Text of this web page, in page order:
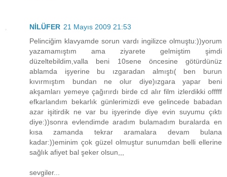
NİLÜFER 21 Mayıs 2009 21:53
Pelinciğim klavyamde sorun vardı ingilizce olmuştu:))yorum
yazamamıştım ama ziyarete gelmiştim şimdi
düzeltebildim,valla beni 10sene öncesine götürdünüz
ablamda işyerine bu ızgaradan almıştı( ben burun
kıvırmıştım bundan ne olur diye)ızgara yapar beni
akşamları yemeye çağırırdı birde cd alır film izlerdikki offfff
efkarlandım bekarlık günlerimizdi eve gelincede babadan
azar işitirdik ne var bu işyerinde diye evin suyumu çıktı
diye:))sonra evlendimde aradım bulamadım buralarda en
kısa zamanda tekrar aramalara devam bulana
kadar:))eminim çok güzel olmuştur sunumdan belli ellerine
sağlık afiyet bal şeker olsun,,,
sevgiler...